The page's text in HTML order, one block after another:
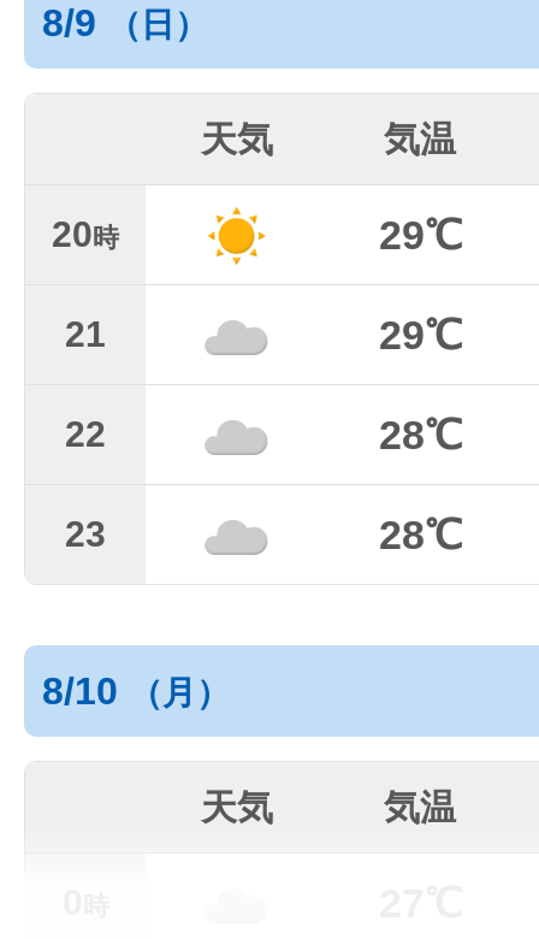
8/9 （日）
天気 気温
20時 29℃
21 29℃
22 28℃
23 28℃
8/10 （月）
天気 気温